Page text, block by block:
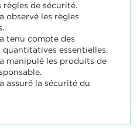
règles de sécurité.
observé les règles
tenu compte des
essentielles.
manipulé les produits de
assuré la sécurité du